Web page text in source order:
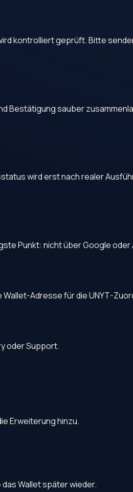
geprüft. Bitte
Bestätigung sauber
wird erst nach realer
Punkt: nicht über Google
Adresse für die UNYT-
oder Support.
Erweiterung hinzu.
Wallet später wieder.